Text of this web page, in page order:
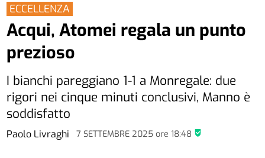
Paolo Livraghi 7 SETTEMBRE 2025ore 18:48
ECCELLENZA
Acqui, Atomei regala un punto
prezioso
I bianchi pareggiano 1-1 a Monregale: due
rigori nei cinque minuti conclusivi, Manno è
soddisfatto